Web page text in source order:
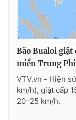
® Cấm sao chép
thuận bằng văn
thông tin từ
Bão Bualoi giật
miền Trung
VTV.vn - Hiện
km/h), giật cấp
20–25 km/h.